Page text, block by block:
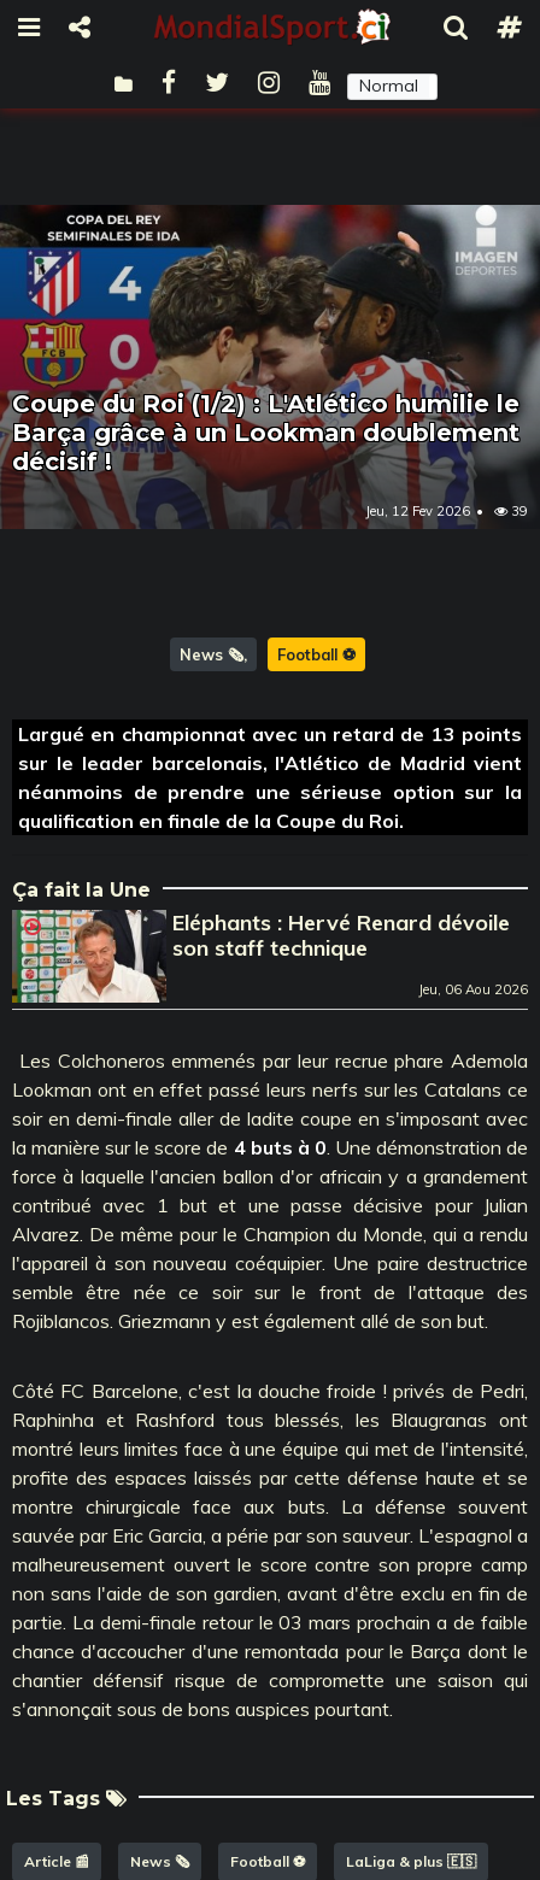
Normal
Coupe du Roi (1/2) : L'Atlético humilie le
Barça grâce à un Lookman doublement
décisif !
Jeu, 12 Fev 2026 39
News 🗞️ Football ⚽️
Largué en championnat avec un retard de 13 points
sur le leader barcelonais, l'Atlético de Madrid vient
néanmoins de prendre une sérieuse option sur la
qualification en finale de la Coupe du Roi.
Ça fait la Une
Eléphants : Hervé Renard dévoile
son staff technique
Jeu, 06 Aou 2026
Les Colchoneros emmenés par leur recrue phare Ademola
Lookman ont en effet passé leurs nerfs sur les Catalans ce
soir en demi-finale aller de ladite coupe en s'imposant avec
la manière sur le score de 4 buts à 0 . Une démonstration de
force à laquelle l'ancien ballon d'or africain y a grandement
contribué avec 1 but et une passe décisive pour Julian
Alvarez. De même pour le Champion du Monde, qui a rendu
l'appareil à son nouveau coéquipier. Une paire destructrice
semble être née ce soir sur le front de l'attaque des
Rojiblancos. Griezmann y est également allé de son but.
Côté FC Barcelone, c'est la douche froide ! privés de Pedri,
Raphinha et Rashford tous blessés, les Blaugranas ont
montré leurs limites face à une équipe qui met de l'intensité,
profite des espaces laissés par cette défense haute et se
montre chirurgicale face aux buts. La défense souvent
sauvée par Eric Garcia, a périe par son sauveur. L'espagnol a
malheureusement ouvert le score contre son propre camp
non sans l'aide de son gardien, avant d'être exclu en fin de
partie. La demi-finale retour le 03 mars prochain a de faible
chance d'accoucher d'une remontada pour le Barça dont le
chantier défensif risque de compromette une saison qui
s'annonçait sous de bons auspices pourtant.
Les Tags
Article 📰 News 🗞️ Football ⚽️ LaLiga & plus 🇪🇸